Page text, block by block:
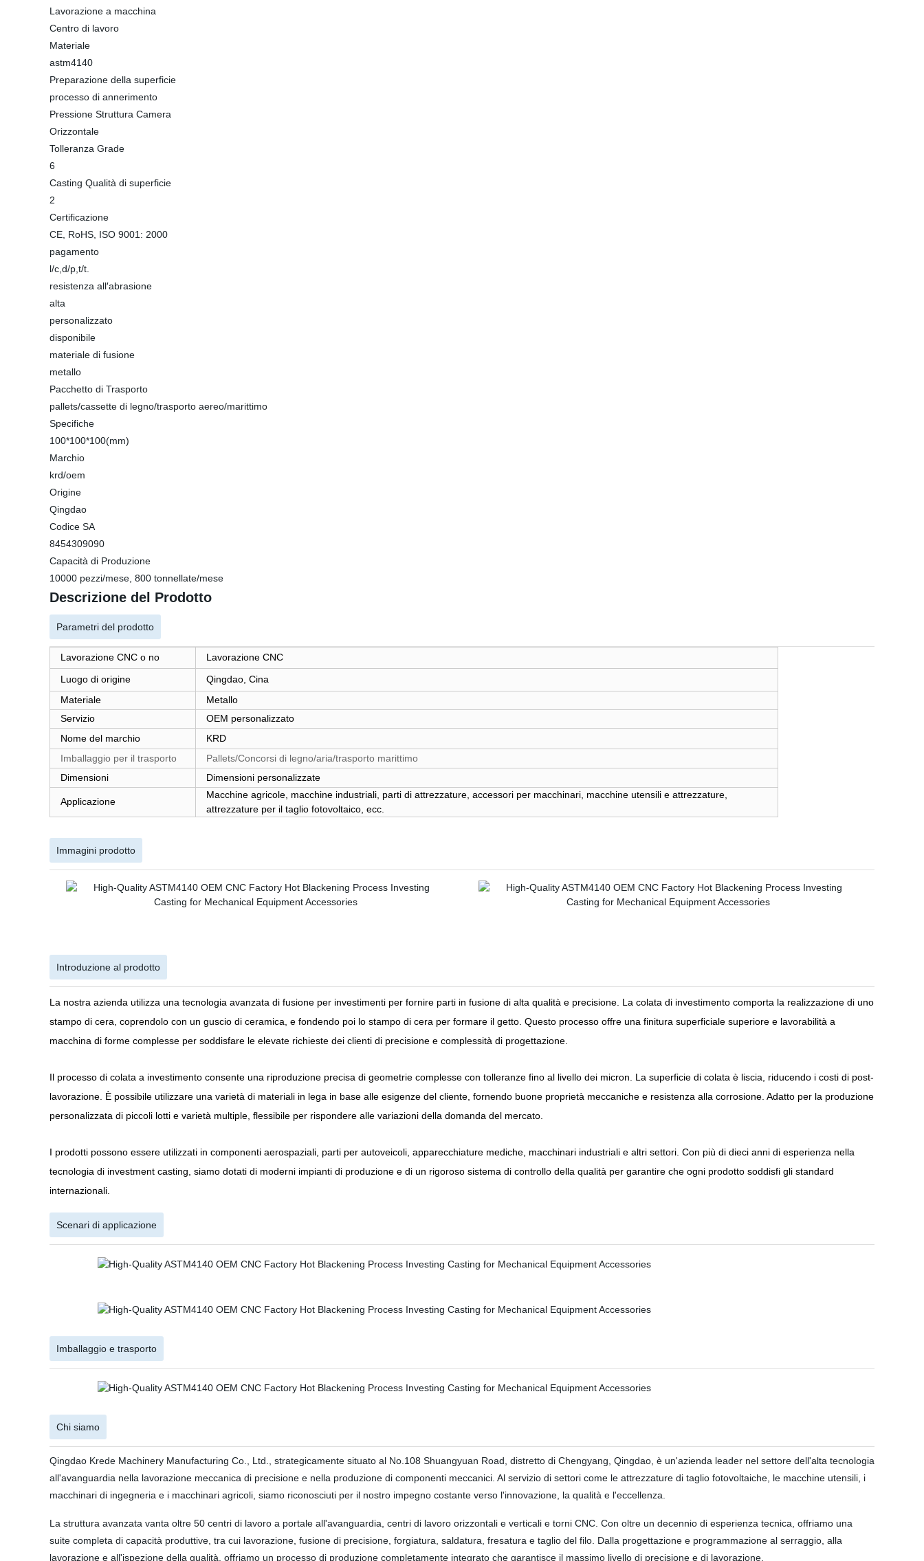
Lavorazione a macchina
Centro di lavoro
Materiale
astm4140
Preparazione della superficie
processo di annerimento
Pressione Struttura Camera
Orizzontale
Tolleranza Grade
6
Casting Qualità di superficie
2
Certificazione
CE, RoHS, ISO 9001: 2000
pagamento
l/c,d/p,t/t.
resistenza all′abrasione
alta
personalizzato
disponibile
materiale di fusione
metallo
Pacchetto di Trasporto
pallets/cassette di legno/trasporto aereo/marittimo
Specifiche
100*100*100(mm)
Marchio
krd/oem
Origine
Qingdao
Codice SA
8454309090
Capacità di Produzione
10000 pezzi/mese, 800 tonnellate/mese
Descrizione del Prodotto
Parametri del prodotto
Lavorazione CNC o no
Lavorazione CNC
Luogo di origine
Qingdao, Cina
Materiale
Metallo
Servizio
OEM personalizzato
Nome del marchio
KRD
Imballaggio per il trasporto
Pallets/Concorsi di legno/aria/trasporto marittimo
Dimensioni
Dimensioni personalizzate
Applicazione
Macchine agricole, macchine industriali, parti di attrezzature, accessori per macchinari, macchine utensili e attrezzature,
attrezzature per il taglio fotovoltaico, ecc.
Immagini prodotto
Introduzione al prodotto
La nostra azienda utilizza una tecnologia avanzata di fusione per investimenti per fornire parti in fusione di alta qualità e precisione. La colata di investimento comporta la realizzazione di uno
stampo di cera, coprendolo con un guscio di ceramica, e fondendo poi lo stampo di cera per formare il getto. Questo processo offre una finitura superficiale superiore e lavorabilità a
macchina di forme complesse per soddisfare le elevate richieste dei clienti di precisione e complessità di progettazione.
Il processo di colata a investimento consente una riproduzione precisa di geometrie complesse con tolleranze fino al livello dei micron. La superficie di colata è liscia, riducendo i costi di post-
lavorazione. È possibile utilizzare una varietà di materiali in lega in base alle esigenze del cliente, fornendo buone proprietà meccaniche e resistenza alla corrosione. Adatto per la produzione
personalizzata di piccoli lotti e varietà multiple, flessibile per rispondere alle variazioni della domanda del mercato.
I prodotti possono essere utilizzati in componenti aerospaziali, parti per autoveicoli, apparecchiature mediche, macchinari industriali e altri settori. Con più di dieci anni di esperienza nella
tecnologia di investment casting, siamo dotati di moderni impianti di produzione e di un rigoroso sistema di controllo della qualità per garantire che ogni prodotto soddisfi gli standard
internazionali.
Scenari di applicazione
Imballaggio e trasporto
Chi siamo
Qingdao Krede Machinery Manufacturing Co., Ltd., strategicamente situato al No.108 Shuangyuan Road, distretto di Chengyang, Qingdao, è un'azienda leader nel settore dell'alta tecnologia
all'avanguardia nella lavorazione meccanica di precisione e nella produzione di componenti meccanici. Al servizio di settori come le attrezzature di taglio fotovoltaiche, le macchine utensili, i
macchinari di ingegneria e i macchinari agricoli, siamo riconosciuti per il nostro impegno costante verso l'innovazione, la qualità e l'eccellenza.
La struttura avanzata vanta oltre 50 centri di lavoro a portale all'avanguardia, centri di lavoro orizzontali e verticali e torni CNC. Con oltre un decennio di esperienza tecnica, offriamo una
suite completa di capacità produttive, tra cui lavorazione, fusione di precisione, forgiatura, saldatura, fresatura e taglio del filo. Dalla progettazione e programmazione al serraggio, alla
lavorazione e all'ispezione della qualità, offriamo un processo di produzione completamente integrato che garantisce il massimo livello di precisione e di lavorazione.